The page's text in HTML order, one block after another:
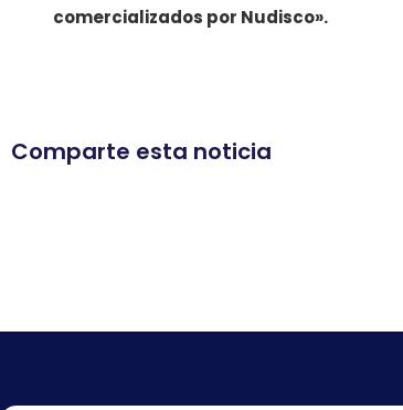
comercializados por Nudisco».
Comparte esta noticia